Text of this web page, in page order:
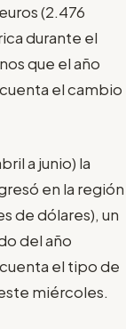
(2.476
durante el
que el año
el cambio
a junio) la
en la región
de dólares), un
del año
el tipo de
miércoles.